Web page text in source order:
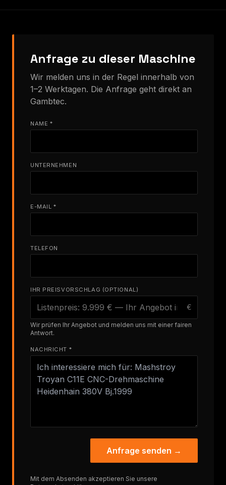
Anfrage zu dieser Maschine
Wir melden uns in der Regel innerhalb von
1–2 Werktagen. Die Anfrage geht direkt an
Gambtec.
NAME *
UNTERNEHMEN
E-MAIL *
TELEFON
IHR PREISVORSCHLAG (OPTIONAL)
€
Wir prüfen Ihr Angebot und melden uns mit einer fairen
Antwort.
NACHRICHT *
Anfrage senden →
Mit dem Absenden akzeptieren Sie unsere